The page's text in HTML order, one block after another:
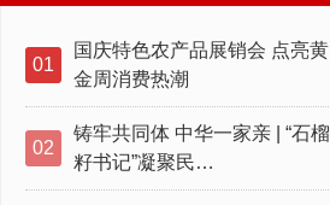
01
国庆特色农产品展销会 点亮黄
金周消费热潮
02
铸牢共同体 中华一家亲 | “石榴
籽书记”凝聚民…